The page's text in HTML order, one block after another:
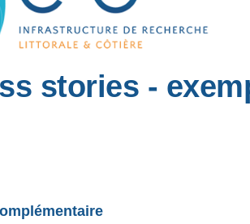
stories -